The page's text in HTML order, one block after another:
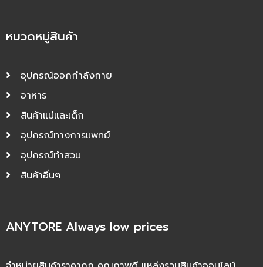
หมวดหมู่สินค้า
อุปกรณ์ออกกำลังกาย
อาหาร
สินค้าแม่และเด็ก
อุปกรณ์ทางการแพทย์
อุปกรณ์ทำสวน
สินค้าอื่นๆ
ANYTORE Always low prices